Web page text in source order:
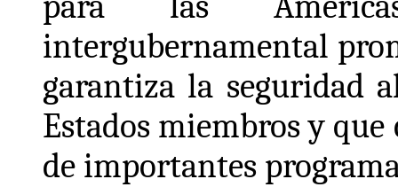
intergubernamental
garantiza la seguridad
Estados miembros y
de importantes